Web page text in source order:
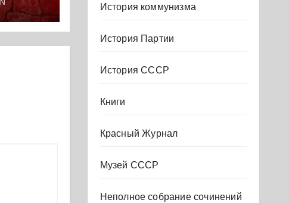
История коммунизма
История Партии
История СССР
Книги
Красный Журнал
Музей СССР
Неполное собрание сочинений